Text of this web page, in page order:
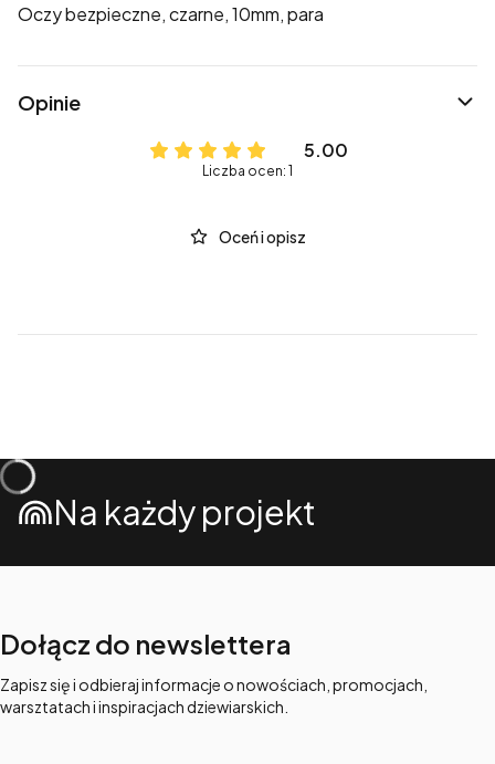
Oczy bezpieczne, czarne, 10mm, para
Opinie
5.00
Liczba ocen: 1
Oceń i opisz
Na każdy projekt
Dołącz do newslettera
Zapisz się i odbieraj informacje o nowościach, promocjach,
warsztatach i inspiracjach dziewiarskich.